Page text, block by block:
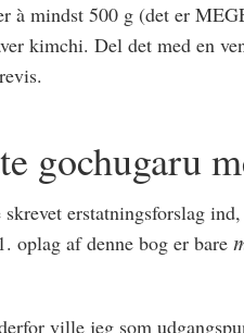
à mindst 500 g (det er
kimchi. Del det med en
gochugaru
erstatningsforslag
oplag af denne bog er bare
ville jeg som